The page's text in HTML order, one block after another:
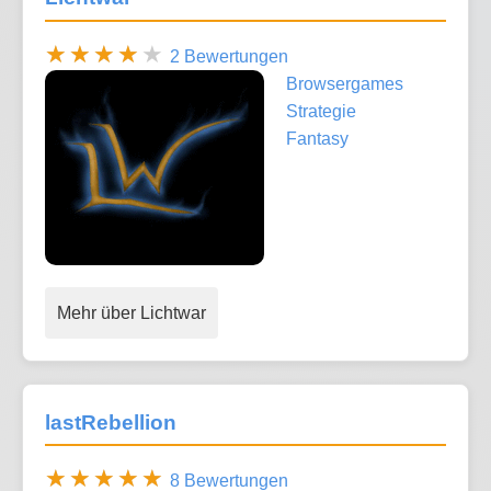
2 Bewertungen
Browsergames
Strategie
Fantasy
Mehr über Lichtwar
lastRebellion
8 Bewertungen